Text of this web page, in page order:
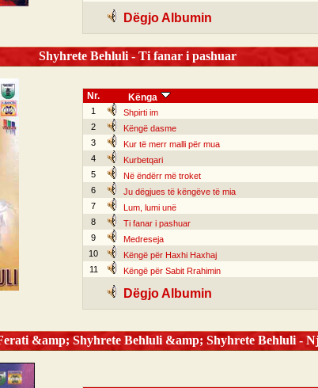
Dëgjo Albumin
Shyhrete Behluli - Ti fanar i pashuar
Nr. Kënga
1 Shpirti im
2
Këngë dasme
3
Kur të merr malli për mua
4
Kurbetqari
5
Në ëndërr më troket
6
Ju dëgjues të këngëve të mia
7
Lum, lumi unë
8
Ti fanar i pashuar
9
Medreseja
10
Këngë për Haxhi Haxhaj
11
Këngë për Sabit Rrahimin
Dëgjo Albumin
&amp; Shyhrete Behluli &amp; Shyhrete Behluli -